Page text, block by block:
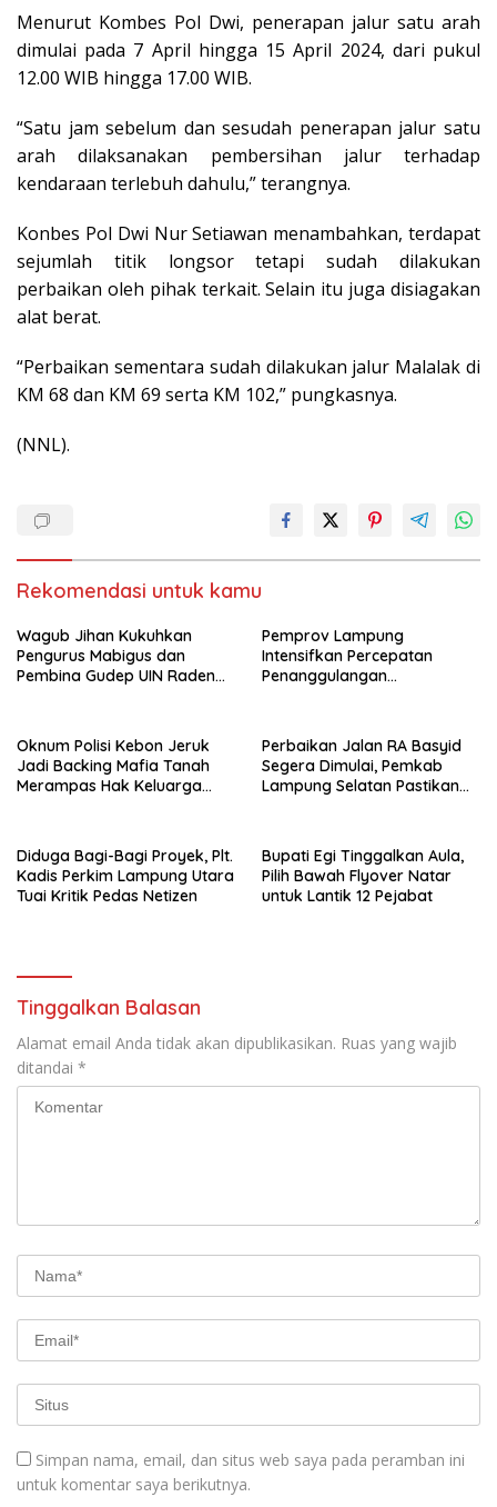
Menurut Kombes Pol Dwi, penerapan jalur satu arah
dimulai pada 7 April hingga 15 April 2024, dari pukul
12.00 WIB hingga 17.00 WIB.
“Satu jam sebelum dan sesudah penerapan jalur satu
arah dilaksanakan pembersihan jalur terhadap
kendaraan terlebuh dahulu,” terangnya.
Konbes Pol Dwi Nur Setiawan menambahkan, terdapat
sejumlah titik longsor tetapi sudah dilakukan
perbaikan oleh pihak terkait. Selain itu juga disiagakan
alat berat.
“Perbaikan sementara sudah dilakukan jalur Malalak di
KM 68 dan KM 69 serta KM 102,” pungkasnya.
(NNL).
Rekomendasi untuk kamu
Wagub Jihan Kukuhkan
Pengurus Mabigus dan
Pembina Gudep UIN Raden
Muda
Pemprov Lampung
Intensifkan Percepatan
Penanggulangan
Oknum Polisi Kebon Jeruk
Jadi Backing Mafia Tanah
Merampas Hak Keluarga
Perbaikan Jalan RA Basyid
Segera Dimulai, Pemkab
Lampung Selatan Pastikan
Diduga Bagi-Bagi Proyek, Plt.
Kadis Perkim Lampung Utara
Tuai Kritik Pedas Netizen
Bupati Egi Tinggalkan Aula,
Pilih Bawah Flyover Natar
untuk Lantik 12 Pejabat
Tinggalkan Balasan
Alamat email Anda tidak akan dipublikasikan. Ruas yang wajib
ditandai *
Simpan nama, email, dan situs web saya pada peramban ini
untuk komentar saya berikutnya.